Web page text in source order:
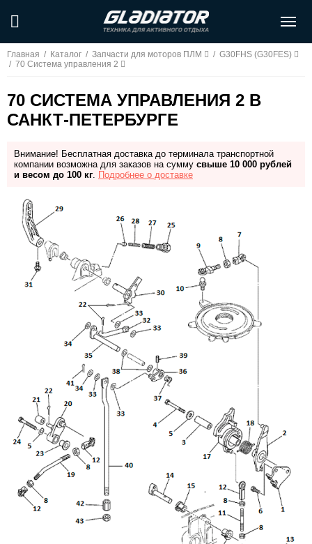
Главная / Каталог / Запчасти для моторов ПЛМ / G30FHS (G30FES)
/ 70 Система управления 2
70 СИСТЕМА УПРАВЛЕНИЯ 2 В
САНКТ-ПЕТЕРБУРГЕ
Внимание! Бесплатная доставка до терминала транспортной
компании возможна для заказов на сумму свыше 10 000 рублей
и весом до 100 кг. Подробнее о доставке